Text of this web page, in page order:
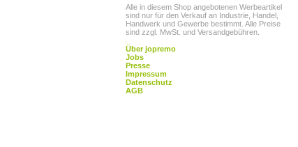
Alle in diesem Shop angebotenen Werbeartikel
sind nur für den Verkauf an Industrie, Handel,
Handwerk und Gewerbe bestimmt. Alle Preise
sind zzgl. MwSt. und Versandgebühren.
Über jopremo
Jobs
Presse
Impressum
Datenschutz
AGB